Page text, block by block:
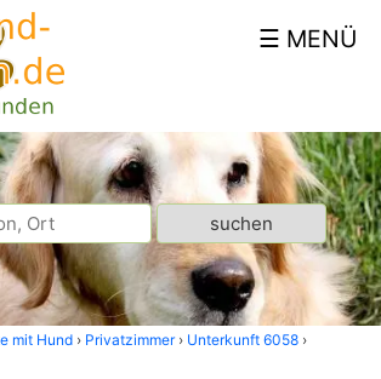
mit Hund Privatzimmer
Unterkunft 6058